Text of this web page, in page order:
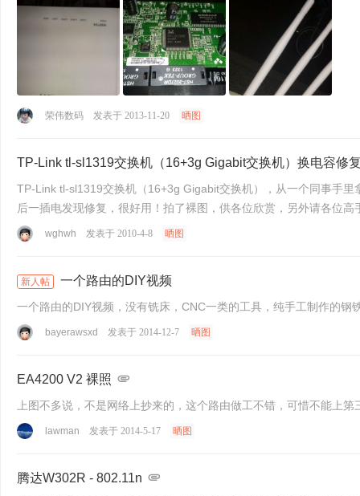
荣伟数码 发表于 2013-11-20 晒图
TP-Link tl-sl1319交换机（16+3g Gigabit交换机）换电容修
TP-Link tl-sl1319交换机（16+3g Gigabit交换机），从一个同事手
后一插电发现修复，很好用！拍了裸图，供各位欣赏，另外请各位
wghwh 发表于 2010-4-8 晒图
新人帖 一个路由的DIY视频
一个路由的DIY视频，没有铣床，CNC一类的工具，纯手工制作的
bayerawsxd 发表于 2014-12-7 晒图
EA4200 V2 裸照
上图不多说，不是网络上抄来的，这个路由做工不错，可惜不能上第
lawman 发表于 2014-5-17 晒图
腾达W302R - 802.11n